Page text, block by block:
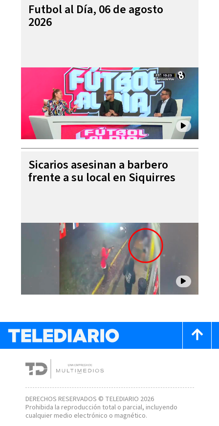
Futbol al Día, 06 de agosto
2026
Sicarios asesinan a barbero
frente a su local en Siquirres
DERECHOS RESERVADOS © TELEDIARIO 2026
Prohibida la reproducción total o parcial, incluyendo
cualquier medio electrónico o magnético.